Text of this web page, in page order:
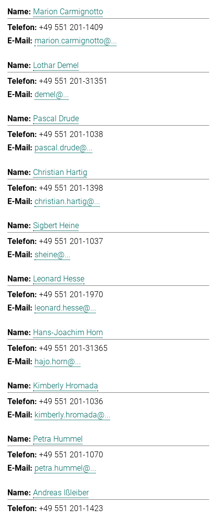
Marion Carmignotto
+49 551 201-1409
marion.carmignotto@...
Lothar Demel
+49 551 201-31351
demel@...
Pascal Drude
+49 551 201-1038
pascal.drude@...
Christian Hartig
+49 551 201-1398
christian.hartig@...
Sigbert Heine
+49 551 201-1037
sheine@...
Leonard Hesse
+49 551 201-1970
leonard.hesse@...
Hans-Joachim Horn
+49 551 201-31365
hajo.horn@...
Kimberly Hromada
+49 551 201-1036
kimberly.hromada@...
Petra Hummel
+49 551 201-1070
petra.hummel@...
Andreas Ißleiber
+49 551 201-1423